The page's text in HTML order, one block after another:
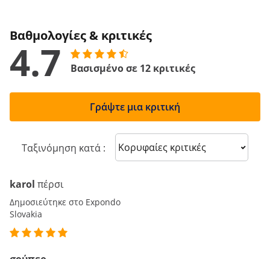
Βαθμολογίες & κριτικές
4.7 Βασισμένο σε 12 κριτικές
Γράψτε μια κριτική
Ταξινόμηση κατά : Sort reviews
karol πέρσι
Δημοσιεύτηκε στο Expondo
Slovakia